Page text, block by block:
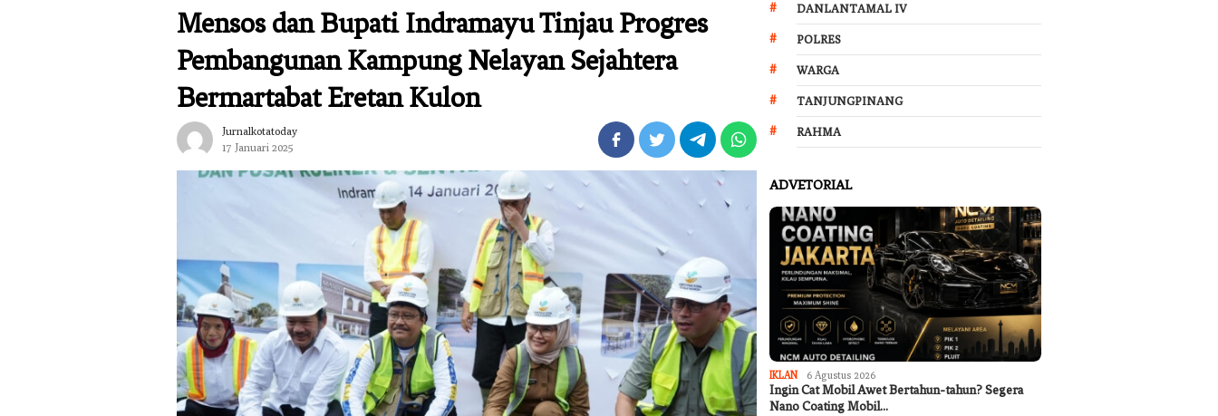
Mensos dan Bupati Indramayu Tinjau Progres
Pembangunan Kampung Nelayan Sejahtera
Bermartabat Eretan Kulon
Jurnalkotatoday
17 Januari 2025
DANLANTAMAL IV
POLRES
WARGA
TANJUNGPINANG
RAHMA
ADVETORIAL
IKLAN 6 Agustus 2026
Ingin Cat Mobil Awet Bertahun-tahun? Segera
Nano Coating Mobil…